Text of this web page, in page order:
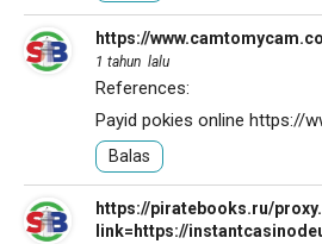
https://
1 tahun lalu
References:
Payid pokies online https://
Balas
https://piratebooks.ru/
link=https://